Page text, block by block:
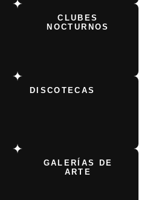
CLUBES
NOCTURNOS
DISCOTECAS
GALERÍAS DE
ARTE